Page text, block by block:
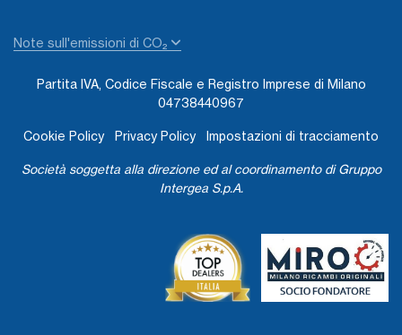
Note sull'emissioni di CO₂
Partita IVA, Codice Fiscale e Registro Imprese di Milano
04738440967
Cookie Policy Privacy Policy Impostazioni di tracciamento
Società soggetta alla direzione ed al coordinamento di Gruppo
Intergea S.p.A.